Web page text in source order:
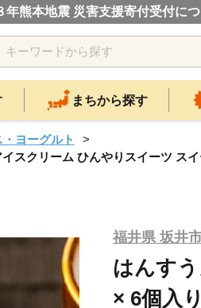
年熊本地震 災害支援寄付受付に
まちから探す
ヨーグルト
スクリーム ひんやりスイーツ ス
福井県 坂井
はんす
× 6個入